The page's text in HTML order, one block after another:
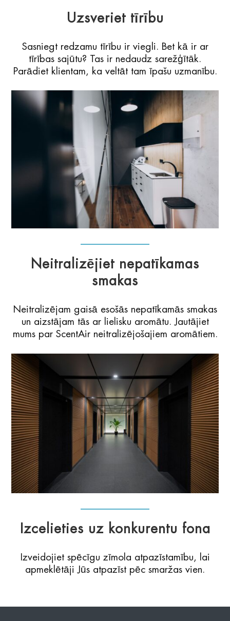
Uzsveriet tīrību
Sasniegt redzamu tīrību ir viegli. Bet kā ir ar
tīrības sajūtu? Tas ir nedaudz sarežģītāk.
Parādiet klientam, ka veltāt tam īpašu uzmanību.
Neitralizējiet nepatīkamas
smakas
Neitralizējam gaisā esošās nepatīkamās smakas
un aizstājam tās ar lielisku aromātu. Jautājiet
mums par ScentAir neitralizējošajiem aromātiem.
Izcelieties uz konkurentu fona
Izveidojiet spēcīgu zīmola atpazīstamību, lai
apmeklētāji Jūs atpazīst pēc smaržas vien.